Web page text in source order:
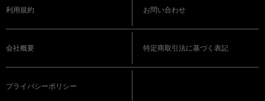
利用規約 お問い合わせ
会社概要 特定商取引法に基づく表記
プライバシーポリシー